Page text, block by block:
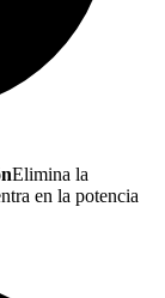
Elimina la
en la potencia